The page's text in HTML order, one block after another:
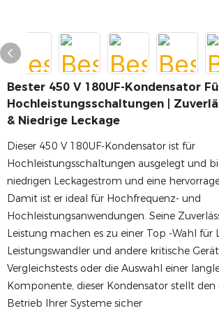
Bester 450 V 180UF-Kondensator
Hochleistungsschaltungen |
& Niedrige Leckage
Dieser 450 V 180UF-Kondensator ist für
Hochleistungsschaltungen ausgelegt und
niedrigen Leckagestrom und eine
Damit ist er ideal für Hochfrequenz- und
Hochleistungsanwendungen. Seine
Leistung machen es zu einer Top -Wahl für
Leistungswandler und andere kritische
Vergleichstests oder die Auswahl einer
Komponente, dieser Kondensator stellt den
Betrieb Ihrer Systeme sicher